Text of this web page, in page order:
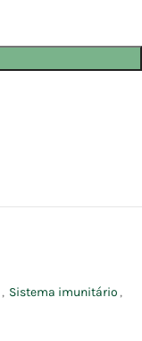
, Sistema imunitário ,